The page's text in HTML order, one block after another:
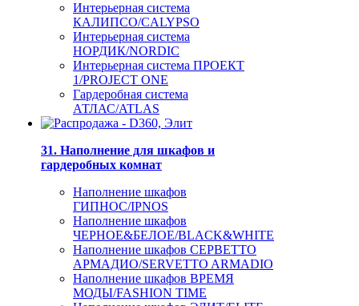
Интерьерная система
КАЛИПСО/CALYPSO
Интерьерная система
НОРДИК/NORDIC
Интерьерная система ПРОЕКТ
1/PROJECT ONE
Гардеробная система
АТЛАС/ATLAS
31. Наполнение для шкафов и
гардеробных комнат
Наполнение шкафов
ГИПНОС/IPNOS
Наполнение шкафов
ЧЕРНОЕ&БЕЛОЕ/BLACK&WHITE
Наполнение шкафов СЕРВЕТТО
АРМАДИО/SERVETTO ARMADIO
Наполнение шкафов ВРЕМЯ
МОДЫ/FASHION TIME